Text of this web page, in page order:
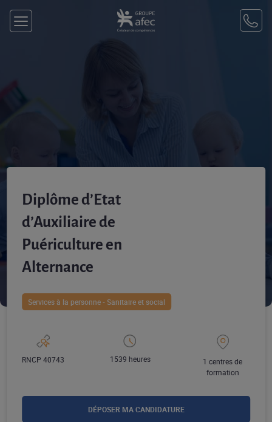
Diplôme d’Etat
d’Auxiliaire de
Puériculture en
Alternance
Services à la personne - Sanitaire et social
RNCP 40743 1539 heures
1 centres de
formation
DÉPOSER MA CANDIDATURE